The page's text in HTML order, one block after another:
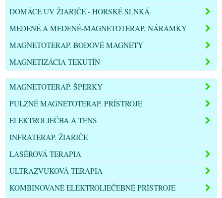
DOMÁCE UV ŽIARIČE - HORSKÉ SLNKÁ
MEDENÉ A MEDENÉ-MAGNETOTERAP. NÁRAMKY
MAGNETOTERAP. BODOVÉ MAGNETY
MAGNETIZÁCIA TEKUTÍN
MAGNETOTERAP. ŠPERKY
PULZNÉ MAGNETOTERAP. PRÍSTROJE
ELEKTROLIEČBA A TENS
INFRATERAP. ŽIARIČE
LASÉROVÁ TERAPIA
ULTRAZVUKOVÁ TERAPIA
KOMBINOVANÉ ELEKTROLIEČEBNÉ PRÍSTROJE